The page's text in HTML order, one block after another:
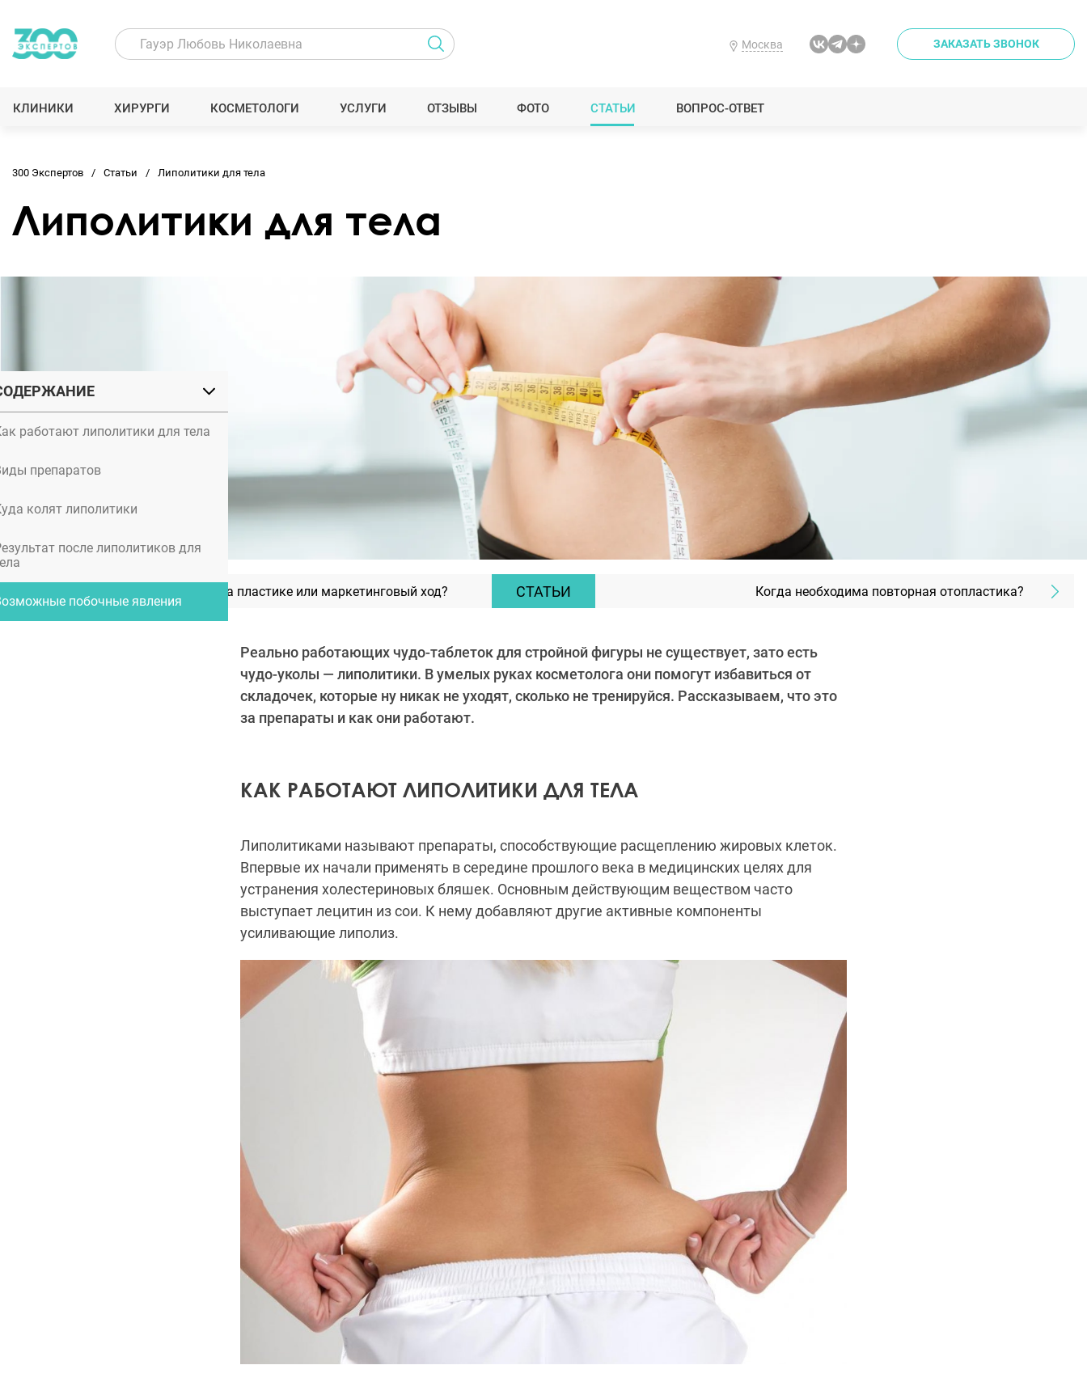
Москва ЗАКАЗАТЬ ЗВОНОК
КЛИНИКИ ХИРУРГИ КОСМЕТОЛОГИ УСЛУГИ ОТЗЫВЫ ФОТО СТАТЬИ ВОПРОС-ОТВЕТ
работают липолитики для тела
препаратов
колят липолитики
после липолитиков для
побочные явления
300 Экспертов Статьи Липолитики для тела
Липолитики для тела
3-D мезонити: альтернатива пластике или маркетинговый ход? СТАТЬИ Когда необходима повторная отопластика?
Реально работающих чудо-таблеток для стройной фигуры не существует, зато есть
чудо-уколы — липолитики. В умелых руках косметолога они помогут избавиться от
складочек, которые ну никак не уходят, сколько не тренируйся. Рассказываем, что это
за препараты и как они работают.
КАК РАБОТАЮТ ЛИПОЛИТИКИ ДЛЯ ТЕЛА
Липолитиками называют препараты, способствующие расщеплению жировых клеток.
Впервые их начали применять в середине прошлого века в медицинских целях для
устранения холестериновых бляшек. Основным действующим веществом часто
выступает лeцитин из сои. К нему добавляют другие активные компоненты
усиливающие липолиз.